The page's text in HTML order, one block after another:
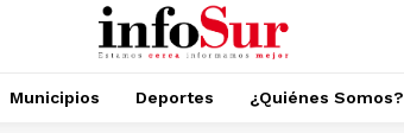
Municipios Deportes ¿Quiénes Somos?